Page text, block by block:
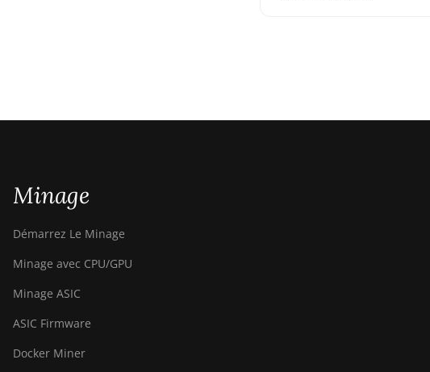
Minage
Démarrez Le Minage
Minage avec CPU/GPU
Minage ASIC
ASIC Firmware
Docker Miner